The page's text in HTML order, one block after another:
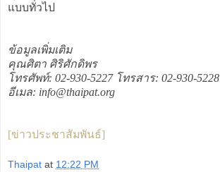
แบบทั่วไป
ข้อมูลเพิ่มเติม
คุณศิตา ศิริศักดิพร
โทรศัพท์: 02-930-5227 โทรสาร: 02-930-5228
อีเมล: info@thaipat.org
[ข่าวประชาสัมพันธ์]
Thaipat at 12:22 PM